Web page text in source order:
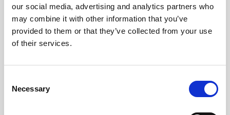
our social media, advertising and analytics partners who
may combine it with other information that you’ve
provided to them or that they’ve collected from your use
of their services.
Selection
Necessary
στυλ, ακόμη και το εστιατόριο δίπλα
στην πισίνα είναι δροσερό και
υπέροχο.